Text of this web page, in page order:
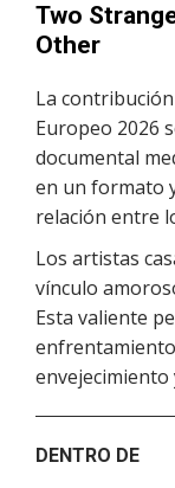
Two
Other
La
Europeo 2026
documental
en un formato
relación entre
Los artistas
vínculo
Esta valiente
envejecimiento
DENTRO DE